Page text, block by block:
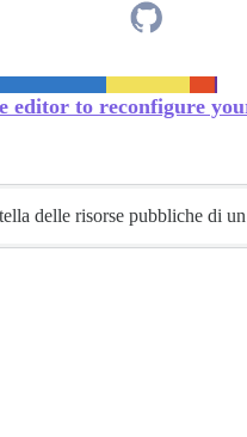
editor to reconfigure
delle risorse pubbliche di